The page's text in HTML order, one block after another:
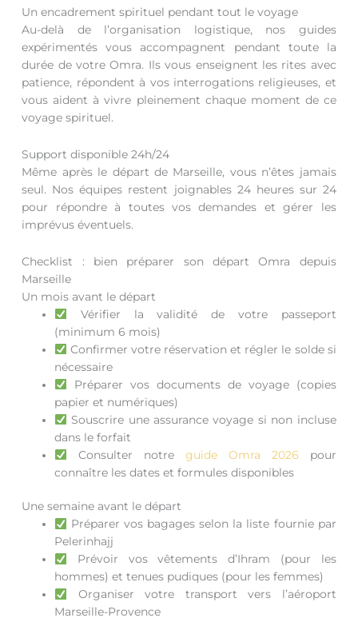
Un encadrement spirituel pendant tout le voyage
Au-delà de l’organisation logistique, nos guides
expérimentés vous accompagnent pendant toute la
durée de votre Omra. Ils vous enseignent les rites avec
patience, répondent à vos interrogations religieuses, et
vous aident à vivre pleinement chaque moment de ce
voyage spirituel.
Support disponible 24h/24
Même après le départ de Marseille, vous n’êtes jamais
seul. Nos équipes restent joignables 24 heures sur 24
pour répondre à toutes vos demandes et gérer les
imprévus éventuels.
Checklist : bien préparer son départ Omra depuis
Marseille
Un mois avant le départ
Vérifier la validité de votre passeport
(minimum 6 mois)
Confirmer votre réservation et régler le solde si
nécessaire
Préparer vos documents de voyage (copies
papier et numériques)
Souscrire une assurance voyage si non incluse
dans le forfait
Consulter notre guide Omra 2026 pour
connaître les dates et formules disponibles
Une semaine avant le départ
Préparer vos bagages selon la liste fournie par
Pelerinhajj
Prévoir vos vêtements d’Ihram (pour les
hommes) et tenues pudiques (pour les femmes)
Organiser votre transport vers l’aéroport
Marseille-Provence